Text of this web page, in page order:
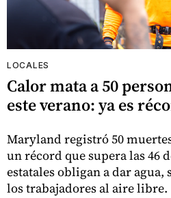
LOCALES
Calor mata a 50
este verano: ya es
Maryland registró 50
un récord que supera las 46
estatales obligan a dar agua,
los trabajadores al aire libre.